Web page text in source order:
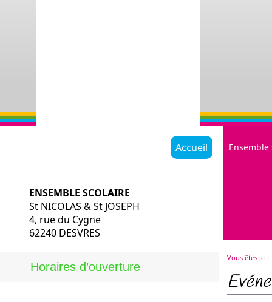
Accueil
ENSEMBLE SCOLAIRE
St NICOLAS & St JOSEPH
4, rue du Cygne
62240 DESVRES
Notre
Calendrier
Horaires d’ouverture
Vous êtes ici :